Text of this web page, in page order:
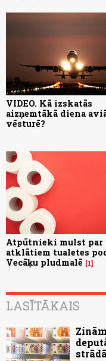
VIDEO. Kā izskatās
aizņemtākā diena
vēsturē?
Atpūtnieki mulst par
atklātiem tualetes
Vecāķu pludmalē
1
LASĪTĀKAIS